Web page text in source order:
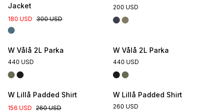
Jacket
180 USD 300 USD
200 USD
W Vålå 2L Parka
440 USD
W Vålå 2L Parka
440 USD
W Lillå Padded Shirt
156 USD 260 USD
W Lillå Padded Shirt
260 USD